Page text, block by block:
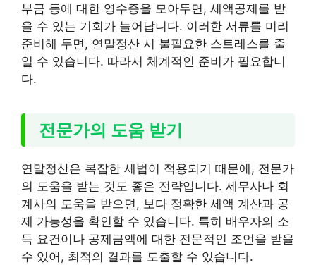
부금 등에 대한 영수증을 모아두면, 세액공제를 받
을 수 있는 기회가 늘어납니다. 이러한 서류를 미리
준비해 두면, 연말정산 시 불필요한 스트레스를 줄
일 수 있습니다. 따라서 체계적인 준비가 필요합니
다.
전문가의 도움 받기
연말정산은 복잡한 세법이 적용되기 때문에, 전문가
의 도움을 받는 것도 좋은 전략입니다. 세무사나 회
계사의 도움을 받으면, 보다 정확한 세액 계산과 공
제 가능성을 확인할 수 있습니다. 특히 배우자의 소
득 요건이나 공제금액에 대한 전문적인 조언을 받을
수 있어, 최적의 결과를 도출할 수 있습니다.